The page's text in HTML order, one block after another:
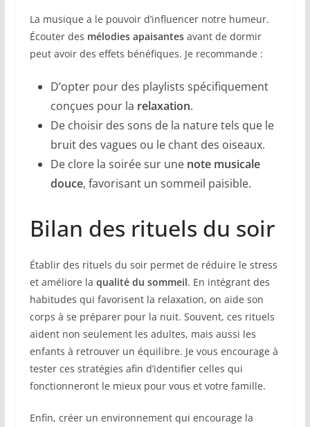
La musique a le pouvoir d’influencer notre humeur.
Écouter des mélodies apaisantesavant de dormir
peut avoir des effets bénéfiques. Je recommande :
D’opter pour des playlists spécifiquement
conçues pour la relaxation.
De choisir des sons de la nature tels que le
bruit des vagues ou le chant des oiseaux.
De clore la soirée sur une note musicale
douce, favorisant un sommeil paisible.
Bilan des rituels du soir
Établir des rituels du soir permet de réduire le stress
et améliore la qualité du sommeil. En intégrant des
habitudes qui favorisent la relaxation, on aide son
corps à se préparer pour la nuit. Souvent, ces rituels
aident non seulement les adultes, mais aussi les
enfants à retrouver un équilibre. Je vous encourage à
tester ces stratégies afin d’identifier celles qui
fonctionneront le mieux pour vous et votre famille.
Enfin, créer un environnement qui encourage la